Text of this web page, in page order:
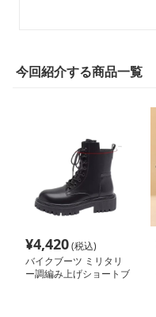
今回紹介する商品一覧
¥4,420(税込)
バイクブーツ ミリタリ
ー調編み上げショートブ